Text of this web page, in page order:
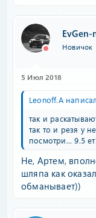
Новичок
5 Июл 2018
Leonoff.A
так и
так то и резя у
посмотри... 9.5
Не, Артем,
шляпа как
обманывает))